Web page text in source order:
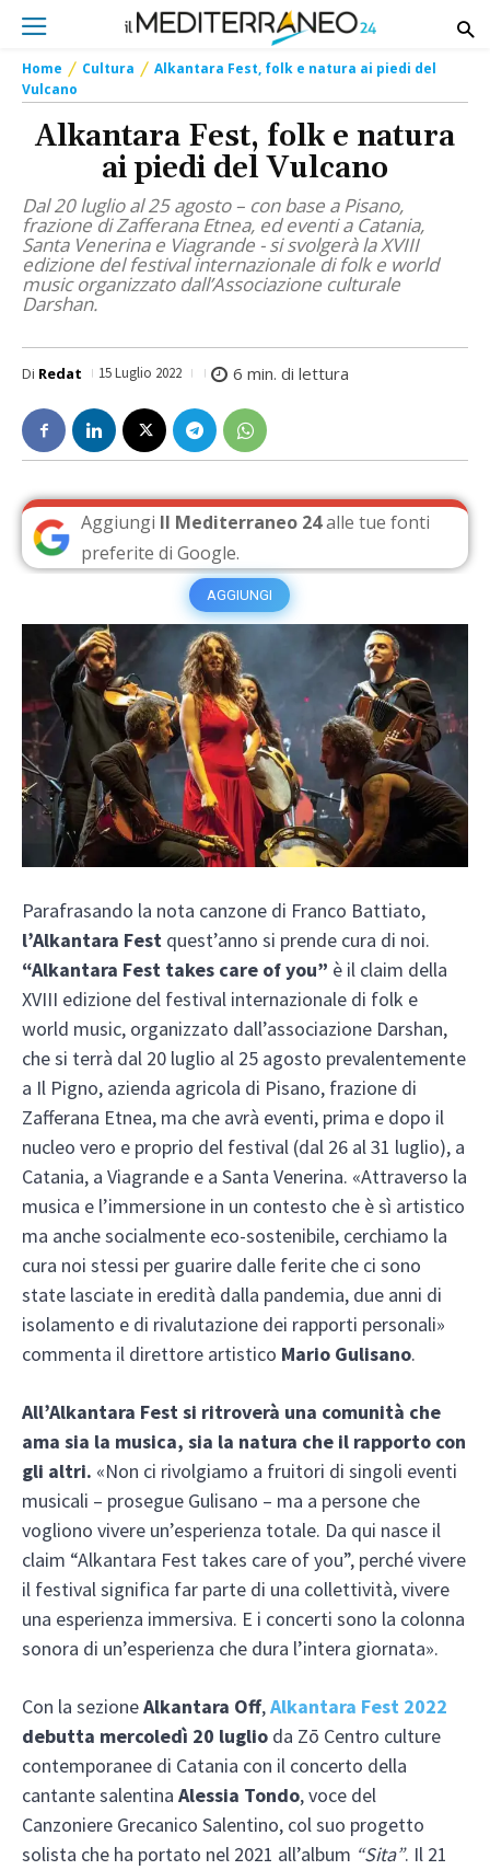
Home Cultura
Alkantara Fest, folk e natura ai piedi del
Vulcano
Alkantara Fest, folk e natura
ai piedi del Vulcano
Dal 20 luglio al 25 agosto – con base a Pisano,
frazione di Zafferana Etnea, ed eventi a Catania,
Santa Venerina e Viagrande - si svolgerà la XVIII
edizione del festival internazionale di folk e world
music organizzato dall’Associazione culturale
Darshan.
Di Redat 15 Luglio 2022 6 min. di lettura
Aggiungi Il Mediterraneo 24alle tue fonti
preferite di Google.
AGGIUNGI
Parafrasando la nota canzone di Franco Battiato,
l’Alkantara Fest quest’anno si prende cura di noi.
“Alkantara Fest takes care of you” è il claim della
XVIII edizione del festival internazionale di folk e
world music, organizzato dall’associazione Darshan,
che si terrà dal 20 luglio al 25 agosto prevalentemente
a Il Pigno, azienda agricola di Pisano, frazione di
Zafferana Etnea, ma che avrà eventi, prima e dopo il
nucleo vero e proprio del festival (dal 26 al 31 luglio), a
Catania, a Viagrande e a Santa Venerina. «Attraverso la
musica e l’immersione in un contesto che è sì artistico
ma anche socialmente eco-sostenibile, cerchiamo la
cura noi stessi per guarire dalle ferite che ci sono
state lasciate in eredità dalla pandemia, due anni di
isolamento e di rivalutazione dei rapporti personali»
commenta il direttore artistico Mario Gulisano.
All’Alkantara Fest si ritroverà una comunità che
ama sia la musica, sia la natura che il rapporto con
gli altri. «Non ci rivolgiamo a fruitori di singoli eventi
musicali – prosegue Gulisano – ma a persone che
vogliono vivere un’esperienza totale. Da qui nasce il
claim “Alkantara Fest takes care of you”, perché vivere
il festival significa far parte di una collettività, vivere
una esperienza immersiva. E i concerti sono la colonna
sonora di un’esperienza che dura l’intera giornata».
Con la sezioneAlkantara Off,Alkantara Fest 2022
debutta mercoledì 20 luglio da Zō Centro culture
contemporanee di Catania con il concerto della
cantante salentina Alessia Tondo, voce del
Canzoniere Grecanico Salentino, col suo progetto
solista che ha portato nel 2021 all’album “Sita”. Il 21